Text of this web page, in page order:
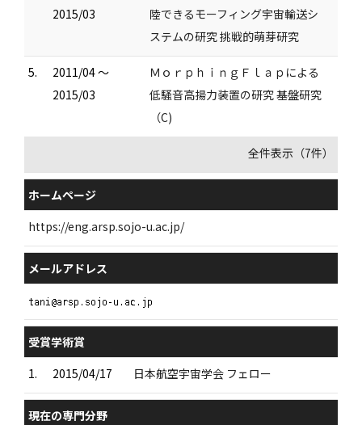
2015/03
陸できるモーフィング宇宙輸送シ
ステムの研究 挑戦的萌芽研究
5.
2011/04 ～
2015/03
ＭｏｒｐｈｉｎｇＦｌａｐによる
低騒音高揚力装置の研究 基盤研究
（C)
全件表示（7件）
ホームページ
https://eng.arsp.sojo-u.ac.jp/
メールアドレス
受賞学術賞
1.
2015/04/17 日本航空宇宙学会 フェロー
現在の専門分野